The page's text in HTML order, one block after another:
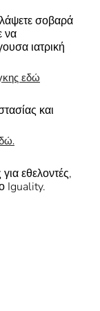
σοβαρά
να
ιατρική
εδώ
και
εθελοντές,
Iguality.